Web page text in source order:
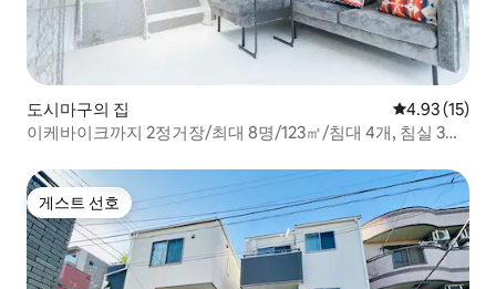
도시마구의 집 평점 4.93점
4.93 (15)
이케바이크까지 2정거장/최대 8명/123㎡/침대 4개, 침실 3
게스트 선호
게스트 선호